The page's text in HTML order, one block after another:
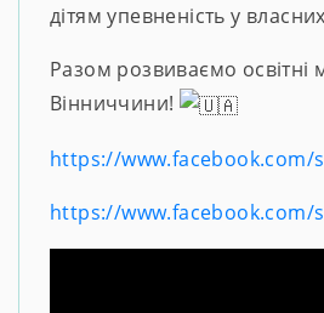
дітям упевненість у
Разом розвиваємо освітні
Вінниччини!
https://www.facebook.com/
https://www.facebook.com/